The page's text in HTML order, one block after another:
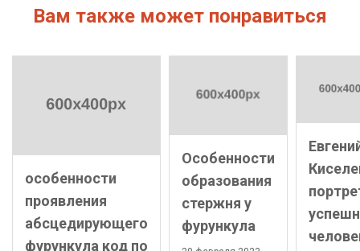
Вам также может понравиться
особенности
проявления
абсцедирующего
фурункула код по
Особенности
образования
стержня у
фурункула